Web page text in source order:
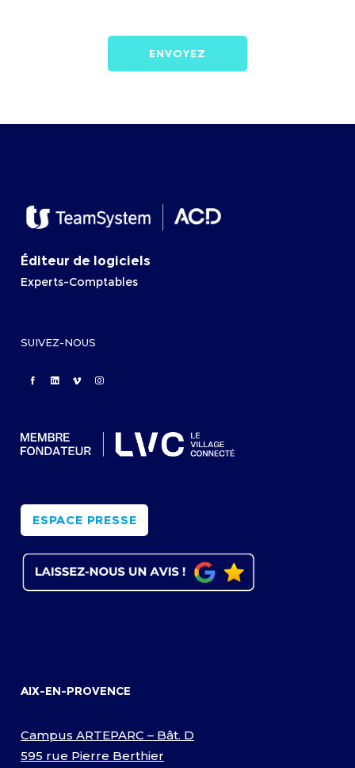
Éditeur de logiciels
Experts-Comptables
SUIVEZ-NOUS
ESPACE PRESSE
AIX-EN-PROVENCE
Campus ARTEPARC – Bât. D
595 rue Pierre Berthier